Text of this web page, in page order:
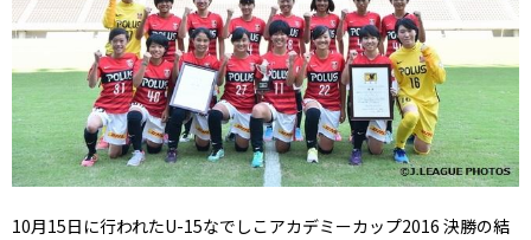
10月15日に行われたU-15なでしこアカデミーカップ2016 決勝の結